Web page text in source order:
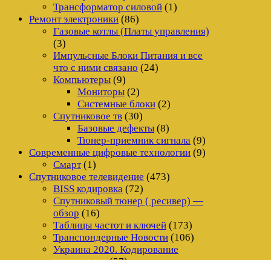
Трансформатор силовой (1)
Ремонт электроники (86)
Газовые котлы (Платы управления)
(3)
Импульсные Блоки Питания и все
что с ними связано (24)
Компьютеры (9)
Мониторы (2)
Системные блоки (2)
Спутниковое тв (30)
Базовые дефекты (8)
Тюнер-приемник сигнала (9)
Современные цифровые технологии (9)
Смарт(1)
Спутниковое телевидение (473)
BISS кодировка (72)
Спутниковый тюнер ( ресивер) —
обзор (16)
Таблицы частот и ключей (173)
Транспондерные Новости (106)
Украина 2020. Кодирование